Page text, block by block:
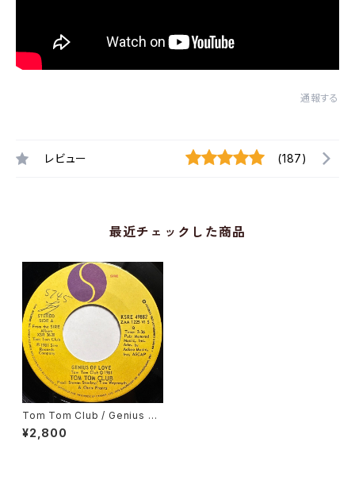
通報する
レビュー (187)
最近チェックした商品
Tom Tom Club / Genius Of
Love
¥2,800